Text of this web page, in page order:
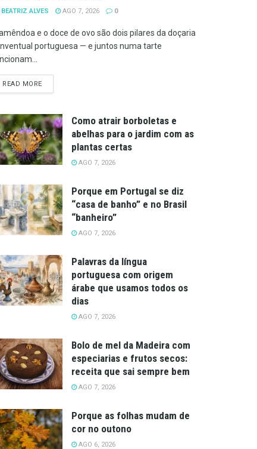
BEATRIZ ALVES AGO 7, 2026 0
e o doce de ovo são dois pilares da doçaria
portuguesa — e juntos numa tarte
READ MOREDETAILS
Como atrair borboletas e
abelhas para o jardim com as
plantas certas
AGO 7, 2026
Porque em Portugal se diz
“casa de banho” e no Brasil
“banheiro”
AGO 7, 2026
Palavras da língua
portuguesa com origem
árabe que usamos todos os
dias
AGO 7, 2026
Bolo de mel da Madeira com
especiarias e frutos secos:
receita que sai sempre bem
AGO 7, 2026
Porque as folhas mudam de
cor no outono
AGO 6, 2026